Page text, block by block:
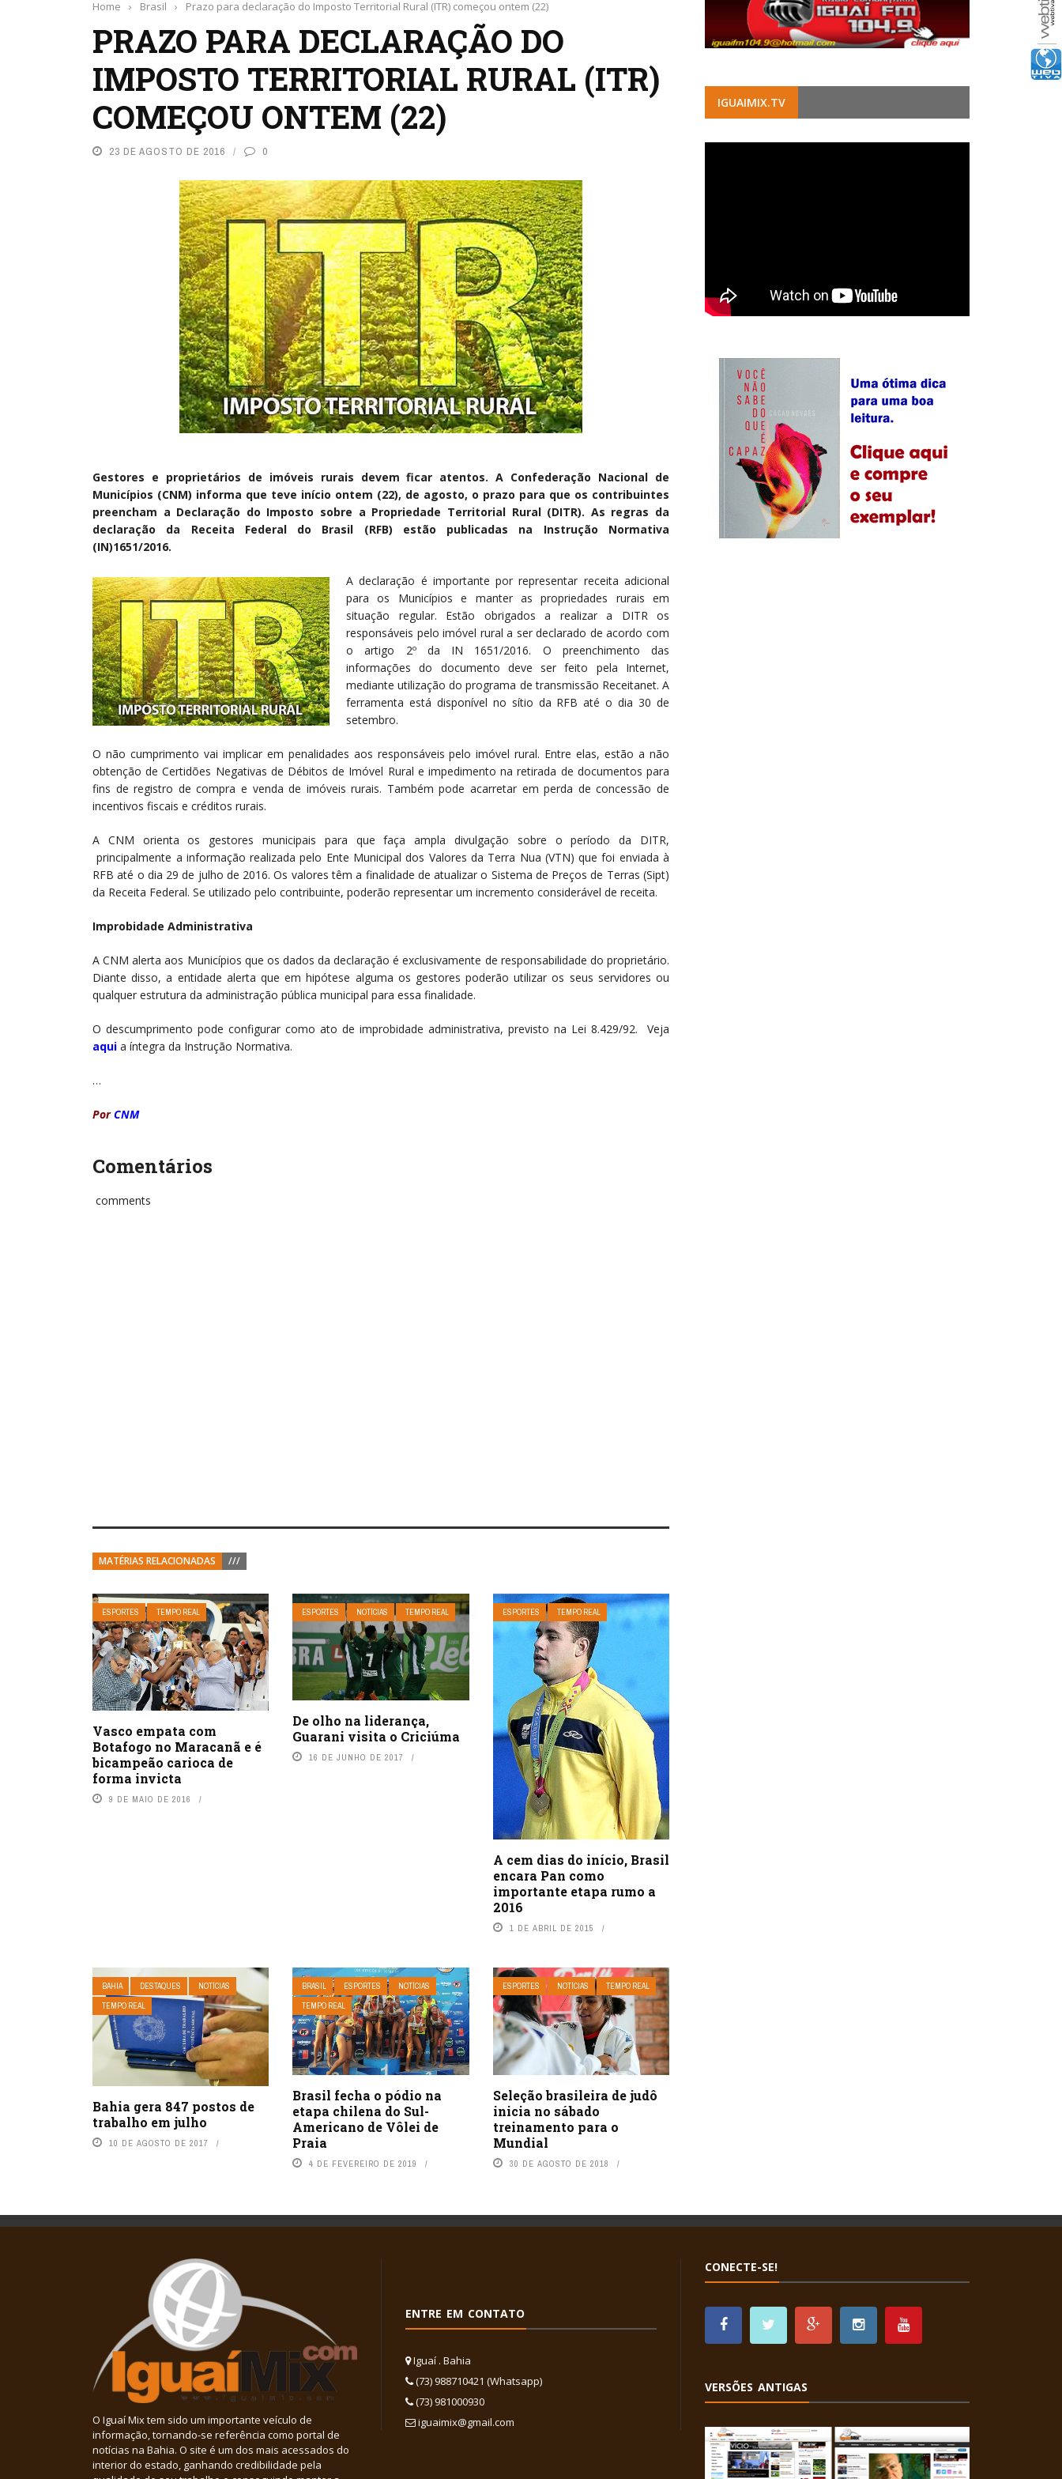
Home › Brasil › Prazo para declaração do Imposto Territorial Rural (ITR) começou ontem (22)
PRAZO PARA DECLARAÇÃO DO
IMPOSTO TERRITORIAL RURAL (ITR)
COMEÇOU ONTEM (22)
23 DE AGOSTO DE 2016 0
Gestores e proprietários de imóveis rurais devem ficar atentos. A Confederação Nacional de
Municípios (CNM) informa que teve início ontem (22), de agosto, o prazo para que os contribuintes
preencham a Declaração do Imposto sobre a Propriedade Territorial Rural (DITR). As regras da
declaração da Receita Federal do Brasil (RFB) estão publicadas na Instrução Normativa
(IN)1651/2016.
A declaração é importante por representar receita adicional
para os Municípios e manter as propriedades rurais em
situação regular. Estão obrigados a realizar a DITR os
responsáveis pelo imóvel rural a ser declarado de acordo com
o artigo 2º da IN 1651/2016. O preenchimento das
informações do documento deve ser feito pela Internet,
mediante utilização do programa de transmissão Receitanet. A
ferramenta está disponível no sítio da RFB até o dia 30 de
setembro.
O não cumprimento vai implicar em penalidades aos responsáveis pelo imóvel rural. Entre elas, estão a não
obtenção de Certidões Negativas de Débitos de Imóvel Rural e impedimento na retirada de documentos para
fins de registro de compra e venda de imóveis rurais. Também pode acarretar em perda de concessão de
incentivos fiscais e créditos rurais.
A CNM orienta os gestores municipais para que faça ampla divulgação sobre o período da DITR,
principalmente a informação realizada pelo Ente Municipal dos Valores da Terra Nua (VTN) que foi enviada à
RFB até o dia 29 de julho de 2016. Os valores têm a finalidade de atualizar o Sistema de Preços de Terras (Sipt)
da Receita Federal. Se utilizado pelo contribuinte, poderão representar um incremento considerável de receita.
Improbidade Administrativa
A CNM alerta aos Municípios que os dados da declaração é exclusivamente de responsabilidade do proprietário.
Diante disso, a entidade alerta que em hipótese alguma os gestores poderão utilizar os seus servidores ou
qualquer estrutura da administração pública municipal para essa finalidade.
O descumprimento pode configurar como ato de improbidade administrativa, previsto na Lei 8.429/92. Veja
aqui a íntegra da Instrução Normativa.
…
Por CNM
Comentários
comments
MATÉRIAS RELACIONADAS ///
ESPORTES TEMPO REAL
Vasco empata com
Botafogo no Maracanã e é
bicampeão carioca de
forma invicta
9 DE MAIO DE 2016
ESPORTES NOTÍCIAS TEMPO REAL
De olho na liderança,
Guarani visita o Criciúma
16 DE JUNHO DE 2017
ESPORTES TEMPO REAL
A cem dias do início, Brasil
encara Pan como
importante etapa rumo a
2016
1 DE ABRIL DE 2015
BAHIA DESTAQUES
NOTÍCIAS
TEMPO REAL
Bahia gera 847 postos de
trabalho em julho
10 DE AGOSTO DE 2017
BRASIL ESPORTES
NOTÍCIAS
TEMPO REAL
Brasil fecha o pódio na
etapa chilena do Sul-
Americano de Vôlei de
Praia
4 DE FEVEREIRO DE 2019
ESPORTES NOTÍCIAS TEMPO REAL
Seleção brasileira de judô
inicia no sábado
treinamento para o
Mundial
30 DE AGOSTO DE 2018
IGUAIMIX.TV
O Iguaí Mix tem sido um importante veículo de
informação, tornando-se referência como portal de
notícias na Bahia. O site é um dos mais acessados do
interior do estado, ganhando credibilidade pela
ENTRE EM CONTATO
Iguaí . Bahia
(73) 988710421 (Whatsapp)
(73) 981000930
iguaimix@gmail.com
CONECTE-SE!
VERSÕES ANTIGAS